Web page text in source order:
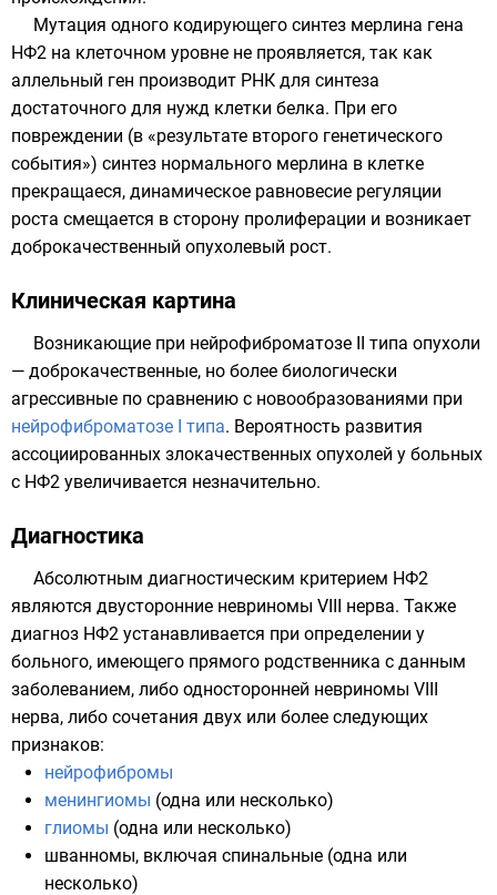
Мутация одного кодирующего синтез мерлина гена
НФ2 на клеточном уровне не проявляется, так как
аллельный ген производит РНК для синтеза
достаточного для нужд клетки белка. При его
повреждении (в «результате второго генетического
события») синтез нормального мерлина в клетке
прекращаеся, динамическое равновесие регуляции
роста смещается в сторону пролиферации и возникает
доброкачественный опухолевый рост.
Клиническая картина
Возникающие при нейрофиброматозе II типа опухоли
— доброкачественные, но более биологически
агрессивные по сравнению с новообразованиями при
нейрофиброматозе I типа. Вероятность развития
ассоциированных злокачественных опухолей у больных
с НФ2 увеличивается незначительно.
Диагностика
Абсолютным диагностическим критерием НФ2
являются двусторонние невриномы VIII нерва. Также
диагноз НФ2 устанавливается при определении у
больного, имеющего прямого родственника с данным
заболеванием, либо односторонней невриномы VIII
нерва, либо сочетания двух или более следующих
признаков:
нейрофибромы
менингиомы (одна или несколько)
глиомы (одна или несколько)
шванномы, включая спинальные (одна или
несколько)